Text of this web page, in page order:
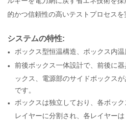
的かつ信頼性の高いテストプロセスを
システムの特性:
ボックス型恒温構造、ボックス内
前後ボックス一体設計で、前後に
ックス、電源部のサイドボックス
です。
ボックスは独立しており、各ボッ
レイヤーに分割され、各レイヤー